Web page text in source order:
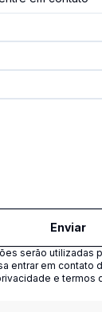
Enviar
serão utilizadas
entrar em contato
e termos